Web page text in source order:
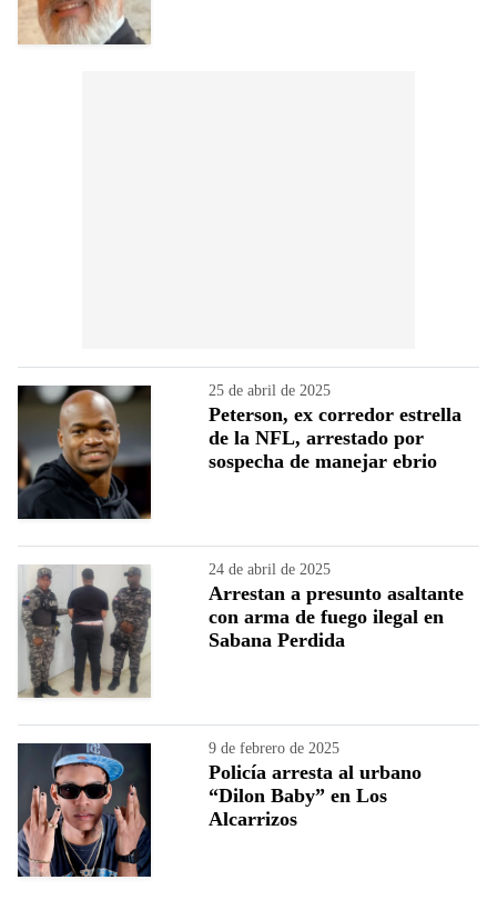
25 de abril de 2025
Peterson, ex corredor estrella
de la NFL, arrestado por
sospecha de manejar ebrio
24 de abril de 2025
Arrestan a presunto asaltante
con arma de fuego ilegal en
Sabana Perdida
9 de febrero de 2025
Policía arresta al urbano
“Dilon Baby” en Los
Alcarrizos